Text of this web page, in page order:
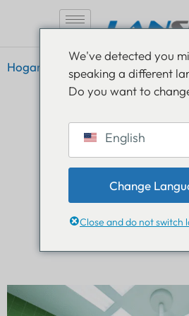
contenido
Hogar Caso de uso Seguimiento
CASO DE
SEGUIMIENTO
We've detected you
speaking a different
Do you want to
English
Change
Close and do not switch